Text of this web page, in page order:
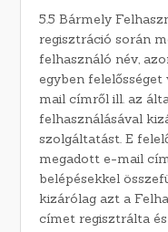
5.5 Bármely
regisztráció során
felhasználó név,
egyben
mail címről ill. az
felhasználásával
szolgáltatást. E
megadott e-mail
belépésekkel
kizárólag azt a
címet regisztrálta